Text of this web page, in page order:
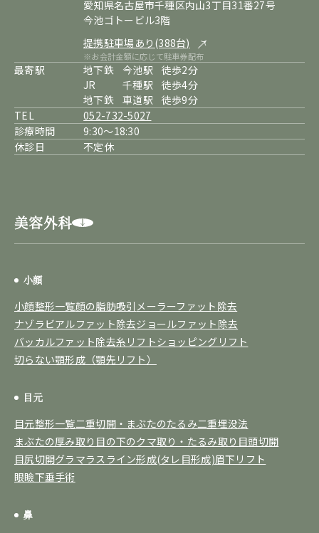
愛知県名古屋市千種区内山3丁目31番27号
今池ゴトービル3階
提携駐車場あり(388台)
※お会計金額に応じて駐車券配布
最寄駅 地下鉄 今池駅
徒歩2分
JR
千種駅
徒歩4分
地下鉄
車道駅
徒歩9分
TEL
052-732-5027
診療時間
9:30～18:30
休診日
不定休
美容外科
小顔
小顔整形一覧顔の脂肪吸引 メーラーファット除去
ナゾラビアルファット除去ジョールファット除去
バッカルファット除去糸リフトショッピングリフト
切らない顎形成（顎先リフト）
目元
目元整形一覧二重切開・まぶたのたるみ二重埋没法
まぶたの厚み取り 目の下のクマ取り・たるみ取り 目頭切開
目尻切開グラマラスライン形成(タレ目形成)眉下リフト
眼瞼下垂手術
鼻